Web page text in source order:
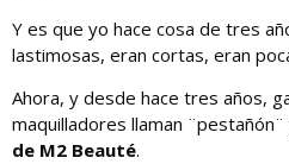
Y es que yo hace cosa de tres
lastimosas, eran cortas, eran
Ahora, y desde hace tres años,
maquilladores llaman
de M2 Beauté.